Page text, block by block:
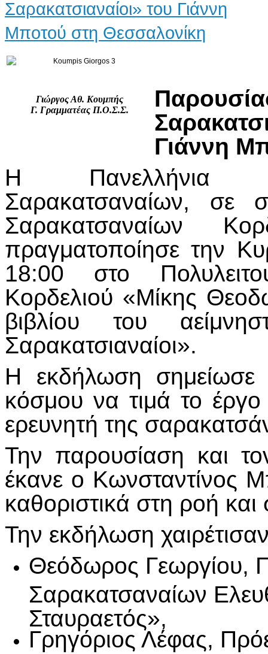
Γιώργος Αθ. Κουμπής
Γ. Γραμματέας Π.Ο.Σ.Σ.
Γιάννη
Η Πανελλήνια
Σαρακατσαναίων, σε
Σαρακατσαναίων
πραγματοποίησε την
18:00 στο
Κορδελιού «Μίκης
βιβλίου του
Σαρακατσιαναίοι».
Η εκδήλωση σημείωσε
κόσμου να τιμά το
ερευνητή της
Την παρουσίαση και
έκανε ο Κωνσταντίνος
καθοριστικά στη ροή
Την εκδήλωση
Θεόδωρος Γεωργίου,
Σαρακατσαναίων
Σταυραετός»,
Γρηγόριος Λέφας,